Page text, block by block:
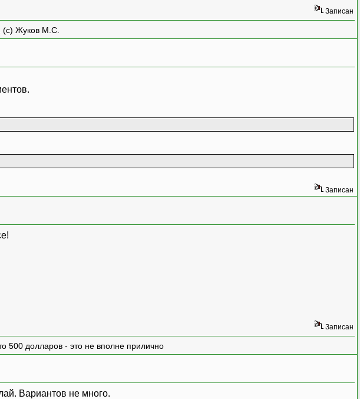
Записан
(с) Жуков М.С.
Записан
Записан
500 долларов - это не вполне прилично
Вариантов не много.